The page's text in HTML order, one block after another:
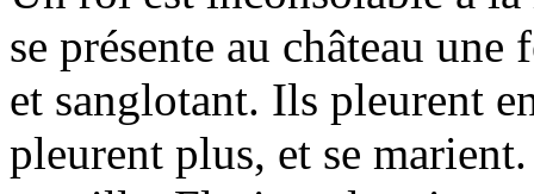
se présente au château
et sanglotant. Ils pleurent
pleurent plus, et se